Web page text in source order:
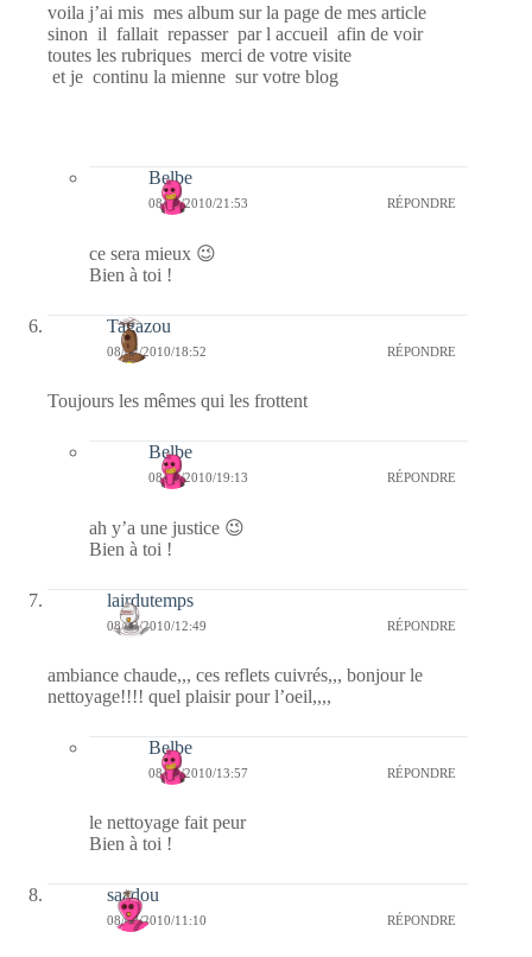
voila j’ai mis mes album sur la page de mes article
sinon il fallait repasser par l accueil afin de voir
toutes les rubriques merci de votre visite
et je continu la mienne sur votre blog
Belbe
08/02/2010/21:53 RÉPONDRE
ce sera mieux 😉
Bien à toi !
Tagazou
08/02/2010/18:52 RÉPONDRE
Toujours les mêmes qui les frottent
Belbe
08/02/2010/19:13 RÉPONDRE
ah y’a une justice 😉
Bien à toi !
lairdutemps
08/02/2010/12:49 RÉPONDRE
ambiance chaude,,, ces reflets cuivrés,,, bonjour le
nettoyage!!!! quel plaisir pour l’oeil,,,,
Belbe
08/02/2010/13:57 RÉPONDRE
le nettoyage fait peur
Bien à toi !
saadou
08/02/2010/11:10 RÉPONDRE